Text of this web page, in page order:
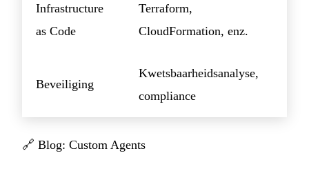
Infrastructure
as Code
Terraform,
CloudFormation, enz.
Beveiliging
Kwetsbaarheidsanalyse,
compliance
🔗 Blog: Custom Agents